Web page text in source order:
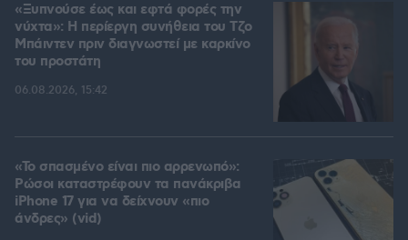
«Ξυπνούσε έως και εφτά φορές την
νύχτα»: Η περίεργη συνήθεια του Τζο
Μπάιντεν πριν διαγνωστεί με καρκίνο
του προστάτη
06.08.2026, 15:42
«Το σπασμένο είναι πιο αρρενωπό»:
Ρώσοι καταστρέφουν τα πανάκριβα
iPhone 17 για να δείχνουν «πιο
άνδρες» (vid)